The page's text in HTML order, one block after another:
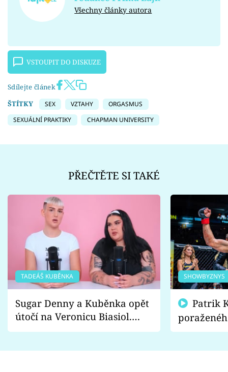
Všechny články autora
VSTOUPIT DO DISKUZE
Sdílejte článek
ŠTÍTKY
SEX VZTAHY
ORGASMUS
SEXUÁLNÍ PRAKTIKY
CHAPMAN UNIVERSITY
PŘEČTĚTE SI TAKÉ
TADEÁŠ KUBĚNKA
Sugar Denny a Kuběnka opět
útočí na Veronicu Biasiol.
Proč je podle nich falešná a
SHOWBYZNYS
fanoušci